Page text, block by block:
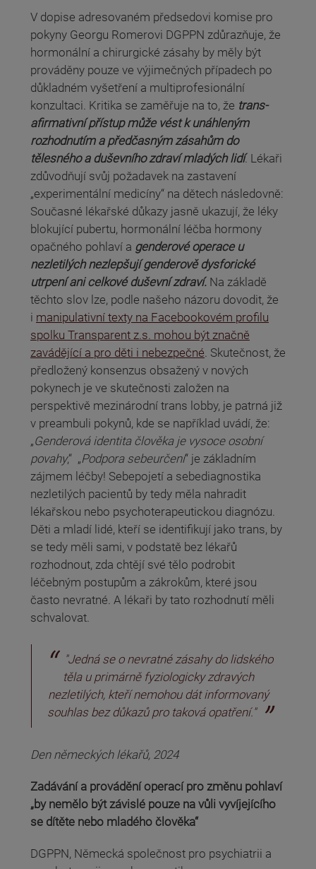
V dopise adresovaném předsedovi komise pro
pokyny Georgu Romerovi DGPPN zdůrazňuje, že
hormonální a chirurgické zásahy by měly být
prováděny pouze ve výjimečných případech po
důkladném vyšetření a multiprofesionální
konzultaci. Kritika se zaměřuje na to, že trans-
afirmativní přístup může vést k unáhleným
rozhodnutím a předčasným zásahům do
tělesného a duševního zdraví mladých lidí. Lékaři
zdůvodňují svůj požadavek na zastavení
„experimentální medicíny“ na dětech následovně:
Současné lékařské důkazy jasně ukazují, že léky
blokující pubertu, hormonální léčba hormony
opačného pohlaví a genderové operace u
nezletilých nezlepšují genderově dysforické
utrpení ani celkové duševní zdraví. Na základě
těchto slov lze, podle našeho názoru dovodit, že
i manipulativní texty na Facebookovém profilu
spolku Transparent z.s. mohou být značně
zavádějící a pro děti i nebezpečné. Skutečnost, že
předložený konsenzus obsažený v nových
pokynech je ve skutečnosti založen na
perspektivě mezinárodní trans lobby, je patrná již
v preambuli pokynů, kde se například uvádí, že:
„Genderová identita člověka je vysoce osobní
povahy,“ „Podpora sebeurčení“ je základním
zájmem léčby! Sebepojetí a sebediagnostika
nezletilých pacientů by tedy měla nahradit
lékařskou nebo psychoterapeutickou diagnózu.
Děti a mladí lidé, kteří se identifikují jako trans, by
se tedy měli sami, v podstatě bez lékařů
rozhodnout, zda chtějí své tělo podrobit
léčebným postupům a zákrokům, které jsou
často nevratné. A lékaři by tato rozhodnutí měli
schvalovat.
"Jedná se o nevratné zásahy do lidského
těla u primárně fyziologicky zdravých
nezletilých, kteří nemohou dát informovaný
souhlas bez důkazů pro taková opatření."
Den německých lékařů, 2024
Zadávání a provádění operací pro změnu pohlaví
„by nemělo být závislé pouze na vůli vyvíjejícího
se dítěte nebo mladého člověka“
DGPPN, Německá společnost pro psychiatrii a